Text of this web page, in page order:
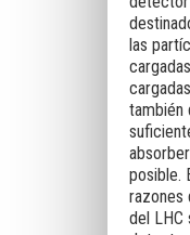
las
también
posible.
razones
del LHC